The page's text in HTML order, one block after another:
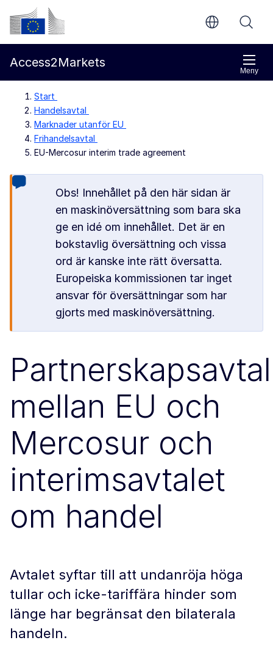
Gå direkt till innehållet
Europeiska kommissionen
Meny
Access2Markets
Start
Handelsavtal
Marknader utanför EU
Frihandelsavtal
EU-Mercosur interim trade agreement
Obs! Innehållet på den här sidan är
en maskinöversättning som bara ska
ge en idé om innehållet. Det är en
bokstavlig översättning och vissa
ord är kanske inte rätt översatta.
Europeiska kommissionen tar inget
ansvar för översättningar som har
gjorts med maskinöversättning.
mellan EU och
Mercosur och
interimsavtalet
om handel
Avtalet syftar till att undanröja höga
tullar och icke-tariffära hinder som
länge har begränsat den bilaterala
handeln.